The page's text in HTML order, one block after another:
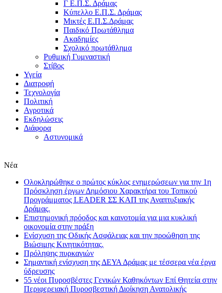
Γ Ε.Π.Σ. Δράμας
Κύπελλο Ε.Π.Σ. Δράμας
Μικτές Ε.Π.Σ.Δράμας
Παιδικό Πρωτάθλημα
Ακαδημίες
Σχολικό πρωτάθλημα
Ρυθμική Γυμναστική
Στίβος
Υγεία
Διατροφή
Τεχνολογία
Πολιτική
Αγροτικά
Εκδηλώσεις
Διάφορα
Αστυνομικά
Νέα
Ολοκληρώθηκε ο πρώτος κύκλος ενημερώσεων για την 1η
Πρόσκληση έργων Δημόσιου Χαρακτήρα του Τοπικού
Προγράμματος LEADER ΣΣ ΚΑΠ της Αναπτυξιακής
Δράμας.
Επιστημονική πρόοδος και καινοτομία για μια κυκλική
οικονομία στην πράξη
Eνίσχυση της Οδικής Ασφάλειας και την προώθηση της
Βιώσιμης Κινητικότητας.
Πρόληψης πυρκαγιών
Σημαντική ενίσχυση της ΔΕΥΑ Δράμας με τέσσερα νέα έργα
ύδρευσης
55 νέοι Πυροσβέστες Γενικών Καθηκόντων Επί Θητεία στην
Περιφερειακή Πυροσβεστική Διοίκηση Ανατολικής